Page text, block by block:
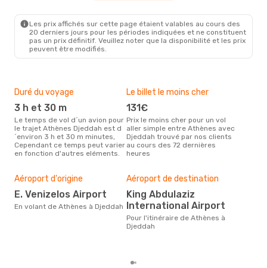
Les prix affichés sur cette page étaient valables au cours des
20 derniers jours pour les périodes indiquées et ne constituent
pas un prix définitif. Veuillez noter que la disponibilité et les prix
peuvent être modifiés.
Duré du voyage
3 h et 30 m
Le temps de vol d´un avion pour
le trajet Athènes Djeddah est d
´environ 3 h et 30 m minutes,
Cependant ce temps peut varier
en fonction d'autres eléments.
Le billet le moins cher
131€
Prix le moins cher pour un vol
aller simple entre Athènes avec
Djeddah trouvé par nos clients
au cours des 72 dernières
heures
Aéroport d'origine
E. Venizelos Airport
En volant de Athènes à Djeddah
Aéroport de destination
King Abdulaziz
International Airport
Pour l'itinéraire de Athènes à
Djeddah